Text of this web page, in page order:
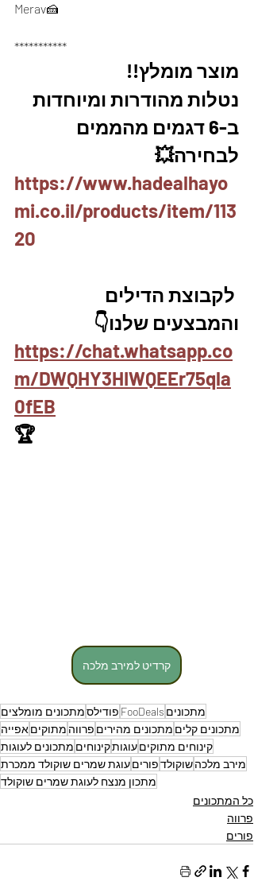
Merav🍰
***********
מוצר מומלץ!!
נטלות מהודרות ומיוחדות
ב-6 דגמים מהממים
לבחירה💥
https://www.hadealhayo
mi.co.il/products/item/113
20
לקבוצת הדילים
והמבצעים שלנו👇
https://chat.whatsapp.co
m/DWQHY3HIWQEEr75qla
0fEB
🏆
קרדיט למירב מלכה
מתכונים FooDeals פודילסמתכונים מומלצים
מתכונים קלים מתכונים מהירים פרווה מתוקיםאפייה
קינוחים מתוקיםעוגותקינוחים מתכונים לעוגות
מירב מלכהשוקולדפוריםעוגת שמרים שוקולד ממכרת
מתכון מנצח לעוגת שמרים שוקולד
כל המתכונים
פרווה
פורים